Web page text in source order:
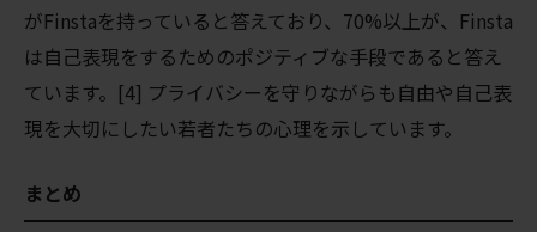
がFinstaを持っていると答えており、70%以上が、Finsta
は自己表現をするためのポジティブな手段であると答え
ています。[4] プライバシーを守りながらも自由や自己表
現を大切にしたい若者たちの心理を示しています。
まとめ